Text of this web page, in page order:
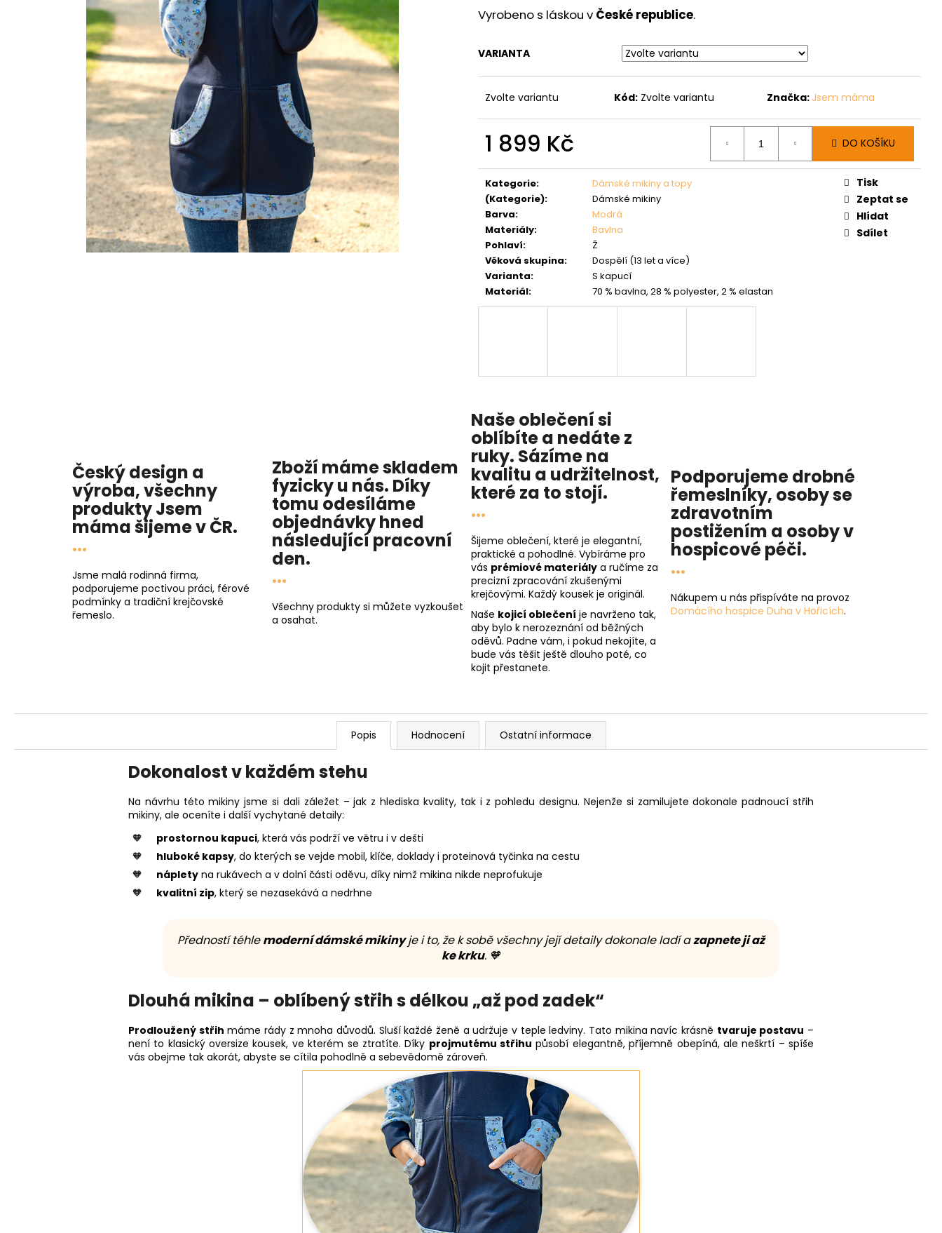
Vyrobeno s láskou v České republice.
VARIANTA
Zvolte variantu Kód: Zvolte variantu Značka: Jsem máma
1 899 Kč
cena:
DO KOŠÍKU
Kategorie:
Dámské mikiny a topy
(Kategorie):
Dámské mikiny
Barva:
Modrá
Materiály:
Bavlna
Pohlaví:
Ž
Věková skupina:
Dospělí (13 let a více)
Varianta:
S kapucí
Materiál: 70 % bavlna, 28 % polyester, 2 % elastan
Tisk
Zeptat se
Hlídat
Sdílet
Český design a
výroba, všechny
produktyJsem
mámašijeme v ČR.
...
Jsme malá rodinná firma,
podporujeme poctivou práci, férové
podmínky a tradiční krejčovské
řemeslo.
Zboží máme skladem
fyzicky u nás. Díky
tomu odesíláme
objednávky hned
následující pracovní
den.
...
Všechny produkty si můžete vyzkoušet
a osahat.
Naše oblečení si
oblíbíte a nedáte z
ruky. Sázíme na
kvalitu a udržitelnost,
které za to stojí.
...
Šijeme oblečení, které je elegantní,
praktické a pohodlné. Vybíráme pro
vás prémiové materiály a ručíme za
precizní zpracování zkušenými
krejčovými. Každý kousek je originál.
Naše kojicí oblečení je navrženo tak,
aby bylo k nerozeznání od běžných
oděvů. Padne vám, i pokud nekojíte, a
bude vás těšit ještě dlouho poté, co
kojit přestanete.
Podporujeme drobné
řemeslníky, osoby se
zdravotním
postižením a osoby v
hospicové péči.
...
Nákupem u nás přispíváte na provoz
Domácího hospice Duha v Hořicích.
Popis Hodnocení Ostatní informace
Dokonalost v každém stehu
Na návrhu této mikiny jsme si dali záležet – jak z hlediska kvality, tak i z pohledu designu. Nejenže si zamilujete dokonale padnoucí střih
mikiny, ale oceníte i další vychytané detaily:
prostornou kapuci, která vás podrží ve větru i v dešti
hluboké kapsy, do kterých se vejde mobil, klíče, doklady i proteinová tyčinka na cestu
náplety na rukávech a v dolní části oděvu, díky nimž mikina nikde neprofukuje
kvalitní zip, který se nezasekává a nedrhne
Předností téhlemoderní dámské mikinyje i to, že k sobě všechny její detaily dokonale ladí azapnete ji až
ke krku. 🧡
Dlouhá mikina – oblíbený střih s délkou „až pod zadek“
Prodloužený střih máme rády z mnoha důvodů. Sluší každé ženě a udržuje v teple ledviny. Tato mikina navíc krásně tvaruje postavu –
není to klasický oversize kousek, ve kterém se ztratíte. Díky projmutému střihu působí elegantně, příjemně obepíná, ale neškrtí – spíše
vás obejme tak akorát, abyste se cítila pohodlně a sebevědomě zároveň.